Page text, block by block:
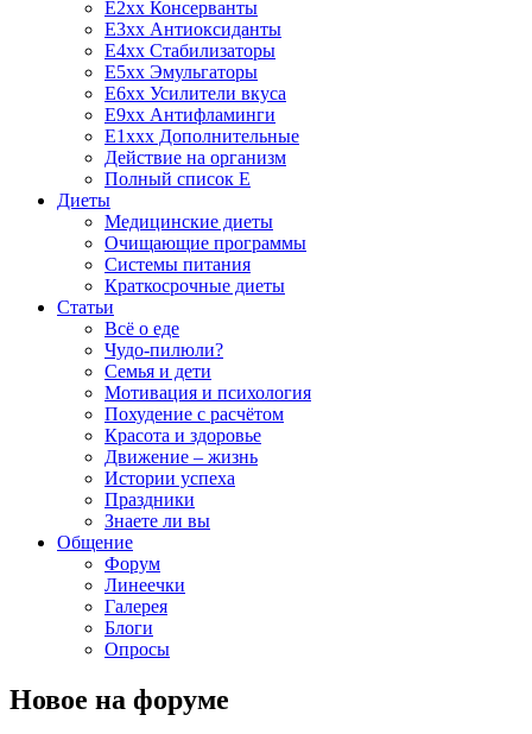
E2xx Консерванты
E3xx Антиоксиданты
E4xx Стабилизаторы
E5xx Эмульгаторы
E6xx Усилители вкуса
E9xx Антифламинги
E1xxx Дополнительные
Действие на организм
Полный список E
Диеты
Медицинские диеты
Очищающие программы
Системы питания
Краткосрочные диеты
Статьи
Всё о еде
Чудо-пилюли?
Семья и дети
Мотивация и психология
Похудение с расчётом
Красота и здоровье
Движение – жизнь
Истории успеха
Праздники
Знаете ли вы
Общение
Форум
Линеечки
Галерея
Блоги
Опросы
Новое на форуме